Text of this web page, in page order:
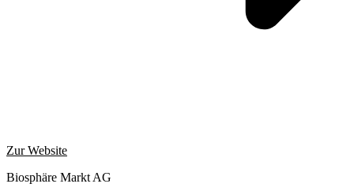
Zur Website
Biosphäre Markt AG